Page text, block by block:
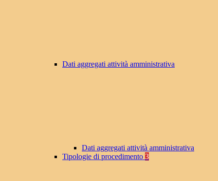
Dati aggregati attività amministrativa
Dati aggregati attività amministrativa
Tipologie di procedimento 3